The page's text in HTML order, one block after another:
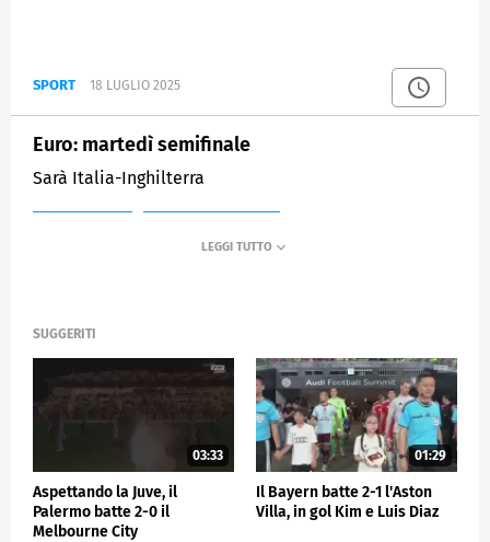
SPORT 18 LUGLIO 2025
Euro: martedì semifinale
Sarà Italia-Inghilterra
SUGGERITI
03:33
Aspettando la Juve, il
Palermo batte 2-0 il
Melbourne City
01:29
Il Bayern batte 2-1 l'Aston
Villa, in gol Kim e Luis Diaz